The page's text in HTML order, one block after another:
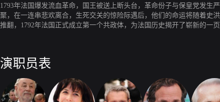
1793年法国爆发流血革命，国王被送上断头台，革命份子与保皇党发
聚，在一连串悲欢离合，生死交关的惊险际遇后，他们的命运将随着
推翻，1792年法国正式成立第一个共政体，为法国历史揭开了崭新的
演职员表